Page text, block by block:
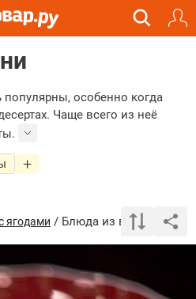
особенно когда
Чаще всего из неё
ягодами / Блюда из вишни